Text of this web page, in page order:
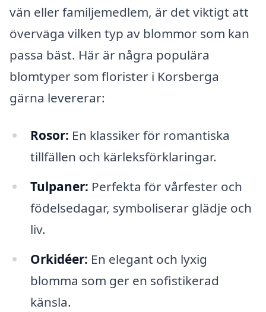
vän eller familjemedlem, är det viktigt att
överväga vilken typ av blommor som kan
passa bäst. Här är några populära
blomtyper som florister i Korsberga
gärna levererar:
Rosor: En klassiker för romantiska
tillfällen och kärleksförklaringar.
Tulpaner: Perfekta för vårfester och
födelsedagar, symboliserar glädje och
liv.
Orkidéer: En elegant och lyxig
blomma som ger en sofistikerad
känsla.